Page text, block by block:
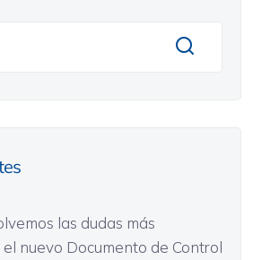
las dudas más
nuevo Documento de Control